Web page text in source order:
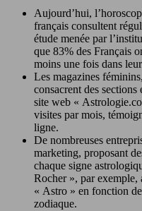
Aujourd’hui,
français consultent
étude menée par
que 83% des Français
moins une fois dans
Les magazines
consacrent des sections
site web «
visites par mois,
ligne.
De nombreuses
marketing, proposant
chaque signe
Rocher », par exemple,
« Astro » en fonction
zodiaque.